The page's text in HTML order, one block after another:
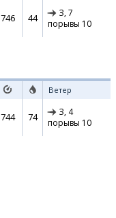
746 44 З, 7
порывы 10
Ветер
744 74 З, 4
порывы 10